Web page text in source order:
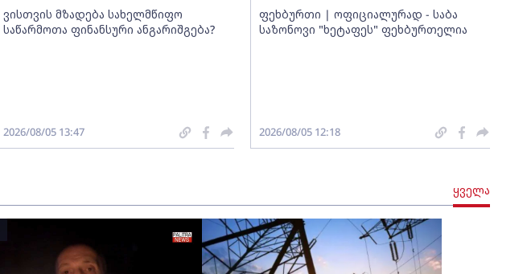
ვისთვის მზადება სახელმწიფო
საწარმოთა ფინანსური ანგარიშგება?
2026/08/05 13:47
ფეხბურთი | ოფიციალურად - საბა
საზონოვი "ხეტაფეს" ფეხბურთელია
2026/08/05 12:18
ყველა